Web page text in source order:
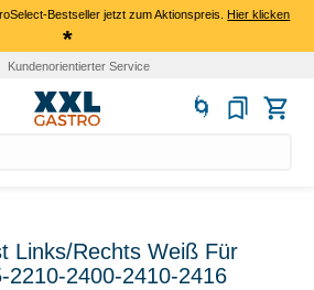
Bestseller jetzt zum Aktionspreis.Hier klicken
*
Kundenorientierter Service
Links/Rechts Weiß Für
2210-2400-2410-2416